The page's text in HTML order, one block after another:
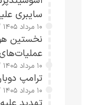
سایبری
۱۰ مرداد ۱۴۰۵ / ۱۲:۱۸
نخستین
۱۰ مرداد ۱۴۰۵ / ۱۱:۵۹
ترامپ
۱۰ مرداد ۱۴۰۵ / ۰۹:۰۵